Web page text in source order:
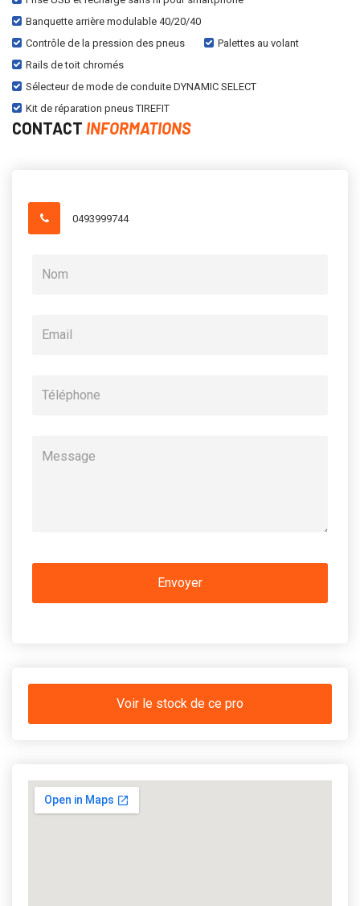
Banquette arrière modulable 40/20/40
Contrôle de la pression des pneus
Palettes au volant
Rails de toit chromés
Sélecteur de mode de conduite DYNAMIC SELECT
Kit de réparation pneus TIREFIT
CONTACT INFORMATIONS
0493999744
Voir le stock de ce pro